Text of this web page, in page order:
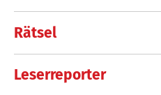
Rätsel
Leserreporter